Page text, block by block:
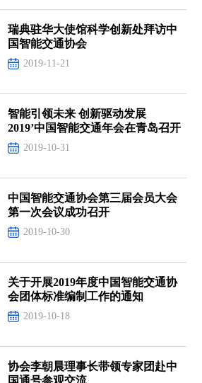
瑞典驻华大使馆科学创新处拜访中
国智能交通协会
2019-11-21
智能引领未来 创新驱动发展
2019’中国智能交通年会在青岛召开
2019-10-31
中国智能交通协会第三届会员大会
第一次会议成功召开
2019-10-30
关于开展2019年度中国智能交通协
会团体标准编制工作的通知
2019-10-18
协会李朝晨理事长带领专家团赴中
国通号参观交流